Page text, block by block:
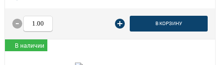
В КОРЗИНУ
В наличии